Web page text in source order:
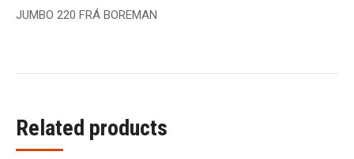
JUMBO 220 FRÁ BOREMAN
Related products